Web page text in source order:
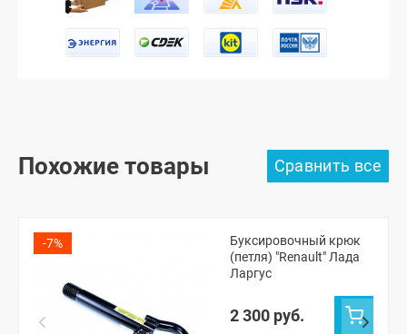
Похожие товары
-7%
Буксировочный крюк
(петля) "Renault" Лада
Ларгус
2 300 руб.